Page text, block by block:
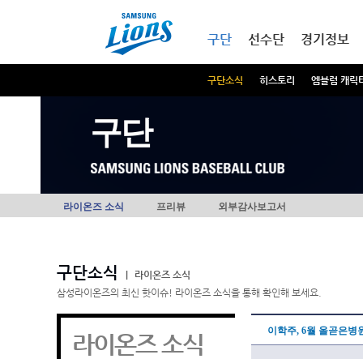
구단
구단소식 히스토리 엠블럼 캐릭
선수단 경기정보
구단
라이온즈 소식 프리뷰 외부감사보고서
구단소식
라이온즈 소식
삼성라이온즈의 최신 핫이슈! 라이온즈 소식을 통해 확인해 보세요.
라이온즈 소식 이학주, 6월 올곧은병